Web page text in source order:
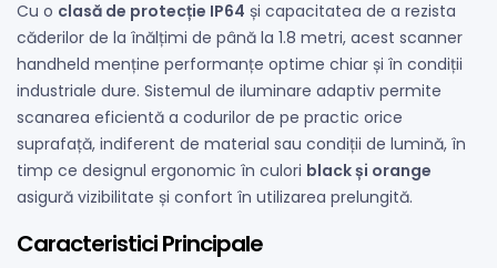
Cu o clasă de protecție IP64 și capacitatea de a rezista
căderilor de la înălțimi de până la 1.8 metri, acest scanner
handheld menține performanțe optime chiar și în condiții
industriale dure. Sistemul de iluminare adaptiv permite
scanarea eficientă a codurilor de pe practic orice
suprafață, indiferent de material sau condiții de lumină, în
timp ce designul ergonomic în culori black și orange
asigură vizibilitate și confort în utilizarea prelungită.
Caracteristici Principale